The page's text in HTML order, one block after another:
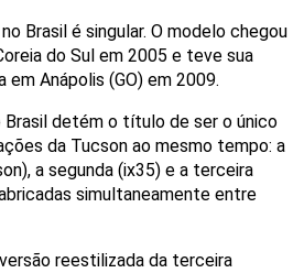
Brasil é singular. O modelo chegou
do Sul em 2005 e teve sua
em Anápolis (GO) em 2009.
Brasil detém o título de ser o único
da Tucson ao mesmo tempo: a
a segunda (ix35) e a terceira
simultaneamente entre
reestilizada da terceira